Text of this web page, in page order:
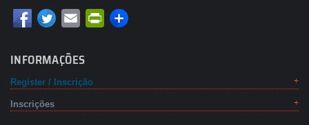
Email PrintFriendly
INFORMAÇÕES
Register / Inscrição
Inscrições